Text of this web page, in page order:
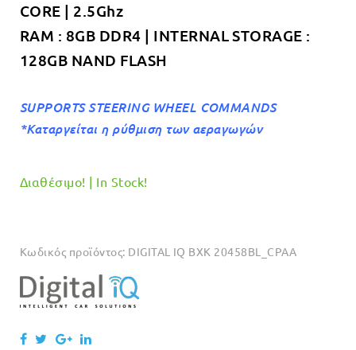
CORE | 2.5Ghz
RAM : 8GB DDR4 | INTERNAL STORAGE :
128GB NAND FLASH
SUPPORTS STEERING WHEEL COMMANDS
*Καταργείται η ρύθμιση των αεραγωγών
Διαθέσιμο! | In Stock!
Κωδικός προϊόντος: DIGITAL IQ BXK 20458BL_CPAA